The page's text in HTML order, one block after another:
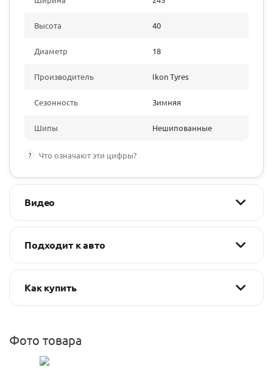
Высота 40
Диаметр 18
Производитель Ikon Tyres
Сезонность Зимняя
Шипы Нешипованные
? Что означают эти цифры?
Видео
Подходит к авто
Как купить
Фото товара